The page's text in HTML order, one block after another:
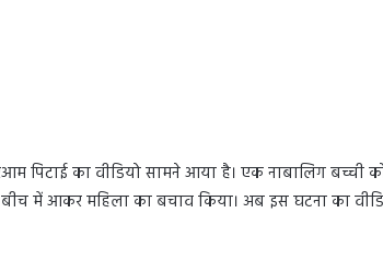
पिटाई का वीडियो सामने आया है। एक नाबालिग बच्ची
में आकर महिला का बचाव किया। अब इस घटना का